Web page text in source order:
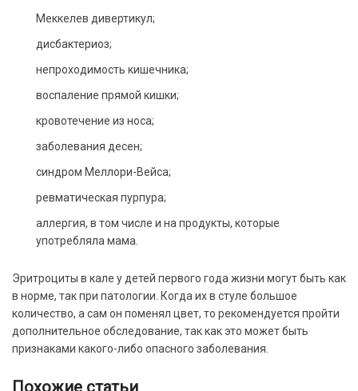
Меккелев дивертикул;
дисбактериоз;
непроходимость кишечника;
воспаление прямой кишки;
кровотечение из носа;
заболевания десен;
синдром Меллори-Вейса;
ревматическая пурпура;
аллергия, в том числе и на продукты, которые
употребляла мама.
Эритроциты в кале у детей первого года жизни могут быть как
в норме, так при патологии. Когда их в стуле большое
количество, а сам он поменял цвет, то рекомендуется пройти
дополнительное обследование, так как это может быть
признаками какого-либо опасного заболевания.
Похожие статьи